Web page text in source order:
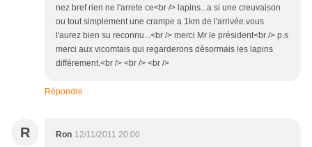
nez bref rien ne l'arrete ce<br /> lapins...a si une creuvaison
ou tout simplement une crampe a 1km de l'arrivée.vous
l'aurez bien su reconnu...<br /> merci Mr le président<br /> p.s
merci aux vicomtais qui regarderons dèsormais les lapins
différement.<br /> <br /> <br />
Répondre
R Ron 12/11/2011 20:00